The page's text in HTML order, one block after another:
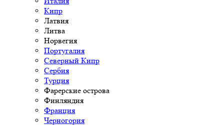
Кипр
Латвия
Литва
Норвегия
Португалия
Северный Кипр
Сербия
Турция
Фарерские острова
Финляндия
Франция
Черногория